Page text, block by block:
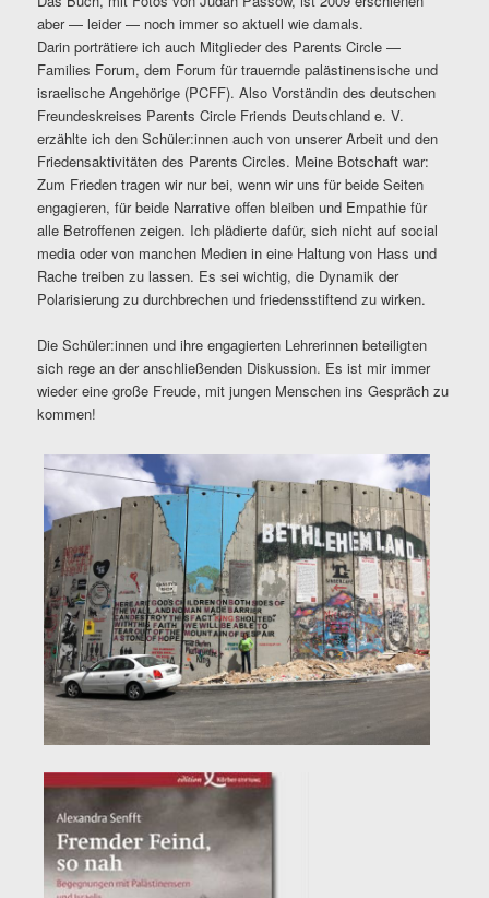
aber — leider — noch immer so aktuell wie damals.
Darin porträtiere ich auch Mitglieder des Parents Circle —
Families Forum, dem Forum für trauernde palästinensische und
israelische Angehörige (PCFF). Also Vorständin des deutschen
Freundeskreises Parents Circle Friends Deutschland e. V.
erzählte ich den Schüler:innen auch von unserer Arbeit und den
Friedensaktivitäten des Parents Circles. Meine Botschaft war:
Zum Frieden tragen wir nur bei, wenn wir uns für beide Seiten
engagieren, für beide Narrative offen bleiben und Empathie für
alle Betroffenen zeigen. Ich plädierte dafür, sich nicht auf social
media oder von manchen Medien in eine Haltung von Hass und
Rache treiben zu lassen. Es sei wichtig, die Dynamik der
Polarisierung zu durchbrechen und friedensstiftend zu wirken.
Die Schüler:innen und ihre engagierten Lehrerinnen beteiligten
sich rege an der anschließenden Diskussion. Es ist mir immer
wieder eine große Freude, mit jungen Menschen ins Gespräch zu
kommen!